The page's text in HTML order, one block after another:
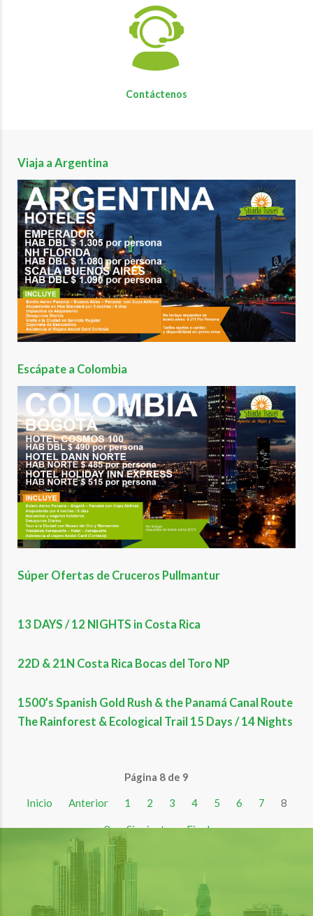
Contáctenos
Viaja a Argentina
Escápate a Colombia
Súper Ofertas de Cruceros Pullmantur
13 DAYS / 12 NIGHTS in Costa Rica
22D & 21N Costa Rica Bocas del Toro NP
1500’s Spanish Gold Rush & the Panamá Canal Route
The Rainforest & Ecological Trail 15 Days / 14 Nights
Página 8 de 9
Inicio Anterior 1 2 3 4 5 6 7 8
9 Siguiente Final